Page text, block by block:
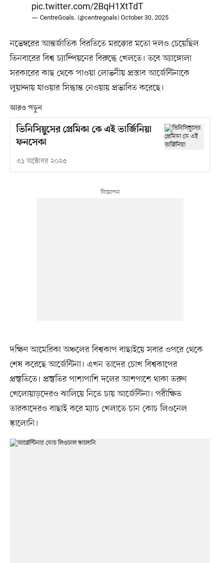
pic.twitter.com/2BqH1XtTdT
— CentreGoals. (@centregoals)October 30, 2025
নভেম্বরের আন্তর্জাতিক বিরতিতে মরক্কোর মতো দলও চেয়েছিল
তিনবারের বিশ্ব চ্যাম্পিয়নের বিরুদ্ধে খেলতে। তবে অ্যাঙ্গোলা
সরকারের কাছ থেকে পাওয়া লোভনীয় প্রস্তাব আর্জেন্টিনাকে
লুয়ান্দায় যাওয়ার সিদ্ধান্ত নেওয়ায় প্রভাবিত করেছে।
আরও পড়ুন
ভিনিসিয়ুসের প্রেমিকা কে এই ভার্জিনিয়া
ফনসেকা
৩১ অক্টোবর ২০২৫
দক্ষিণ আমেরিকা অঞ্চলের বিশ্বকাপ বাছাইয়ে সবার ওপরে থেকে
শেষ করেছে আর্জেন্টিনা। এখন তাদের চোখ বিশ্বকাপের
প্রস্তুতিতে। প্রস্তুতির পাশাপাশি দলের আশপাশে থাকা তরুণ
খেলোয়াড়দেরও ঝালিয়ে নিতে চায় আর্জেন্টিনা। পরীক্ষিত
তারকাদেরও বাছাই করে ম্যাচ খেলাতে চান কোচ লিওনেল
স্কালোনি।